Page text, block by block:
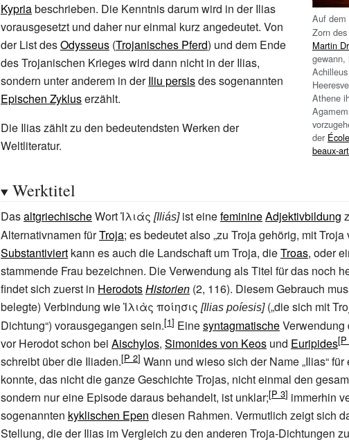
Auf dem
Zorn
Martin
gewann,
Athene
der
beaux-
Kypriabeschrieben. Die Kenntnis darum wird in der Ilias
vorausgesetzt und daher nur einmal kurz angedeutet. Von
der List desOdysseus (Trojanisches Pferd) und dem Ende
des Trojanischen Krieges wird dann nicht in der Ilias,
sondern unter anderem in derIliu persisdes sogenannten
Epischen Zykluserzählt.
Die Ilias zählt zu den bedeutendsten Werken der
Weltliteratur.
Werktitel
DasaltgriechischeWortἸλιάς [Iliás]ist einefeminineAdjektivbildung
Alternativnamen fürTroja; es bedeutet also „zu Troja gehörig, mit
Substantiviert kann es auch die Landschaft um Troja, dieTroas, oder
stammende Frau bezeichnen. Die Verwendung als Titel für das noch
findet sich zuerst in HerodotsHistorien (2, 116). Diesem Gebrauch
belegte) Verbindung wieἸλιὰς ποίησις [Ilias poíesis](„die sich mit
Dichtung“) vorausgegangen sein.
EinesyntagmatischeVerwendung
vor Herodot schon bei Aischylos, Simonides von Keos und Euripides
schreibt über die Iliaden.
Wann und wieso sich der Name „Ilias“
konnte, das nicht die ganze Geschichte Trojas, nicht einmal den
sondern nur eine Episode daraus behandelt, ist unklar;
immerhin
sogenannten kyklischen Epen diesen Rahmen. Vermutlich zeigt sich
Stellung, die der Ilias im Vergleich zu den anderen Troja-Dichtungen